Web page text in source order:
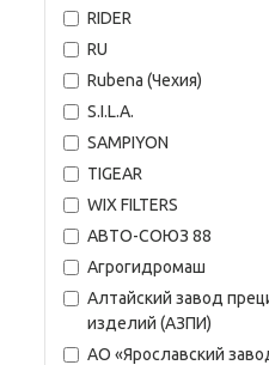
RIDER
RU
Rubena (Чехия)
S.I.L.A.
SAMPIYON
TIGEAR
WIX FILTERS
АВТО-СОЮЗ 88
Агрогидромаш
Алтайский завод
изделий (АЗПИ)
АО «Ярославский